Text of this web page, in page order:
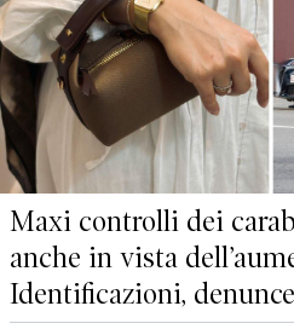
Maxi controlli dei
anche in vista
Identificazioni,